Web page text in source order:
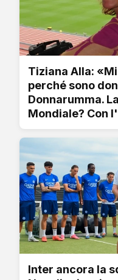
Tiziana Alla:
perché sono
Donnarumma.
Mondiale? Con
Inter ancora la